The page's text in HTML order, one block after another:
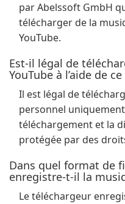
par Abelssoft GmbH
télécharger de la
YouTube.
Est-il légal de
YouTube à l’aide de
Il est légal de
personnel
téléchargement et la
protégée par des
Dans quel format de
enregistre-t-il la
Le téléchargeur